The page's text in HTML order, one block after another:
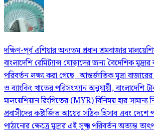
দক্ষিণ-পূর্ব এশিয়ার অন্যতম প্রধান শ্রমবাজার
বাংলাদেশি রেমিট্যান্স যোদ্ধাদের জন্য বৈদেশিক
পরিবর্তন লক্ষ্য করা গেছে। আন্তর্জাতিক মুদ্রা
ও ব্যাংকিং খাতের পরিসংখ্যান অনুযায়ী, বাংলাদেশি
মালয়েশিয়ান রিংগিতের (MYR) বিনিময় হার সামান্য
প্রবাসীদের কষ্টার্জিত আয়ের সঠিক হিসাব এবং দেশে
পাঠানোর ক্ষেত্রে মুদ্রার এই সূক্ষ্ম পরিবর্তন অত্যন্ত